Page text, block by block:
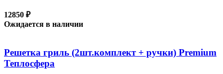
12850 ₽
Ожидается в наличии
Решетка гриль (2шт.комплект + ручки) Premium
Теплосфера